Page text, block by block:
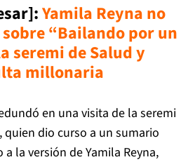
Yamila Reyna no
“Bailando por un
seremi de Salud y
millonaria
en una visita de la seremi
quien dio curso a un sumario
la versión de Yamila Reyna,